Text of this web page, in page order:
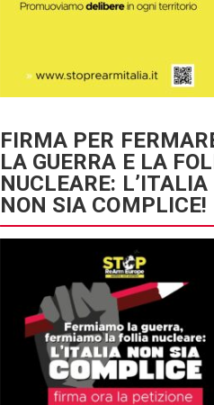
FIRMA PER
LA GUERRA E LA
NUCLEARE: L’ITALIA
NON SIA COMPLICE!